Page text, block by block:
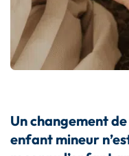
Un changement
enfant mineur n’es